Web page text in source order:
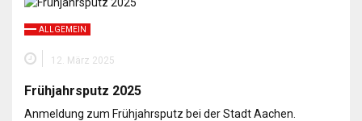
ALLGEMEIN
12. März 2025
Frühjahrsputz 2025
Anmeldung zum Frühjahrsputz bei der Stadt Aachen.